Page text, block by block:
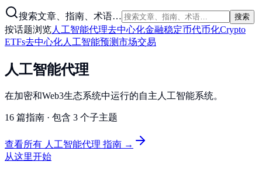
搜索文章、指南、术语… 搜索
按话题浏览人工智能代理去中心化金融稳定币代币化Crypto
ETFs去中心化人工智能预测市场交易
人工智能代理
在加密和Web3生态系统中运行的自主人工智能系统。
16 篇指南 · 包含 3 个子主题
查看所有 人工智能代理 指南 →
从这里开始